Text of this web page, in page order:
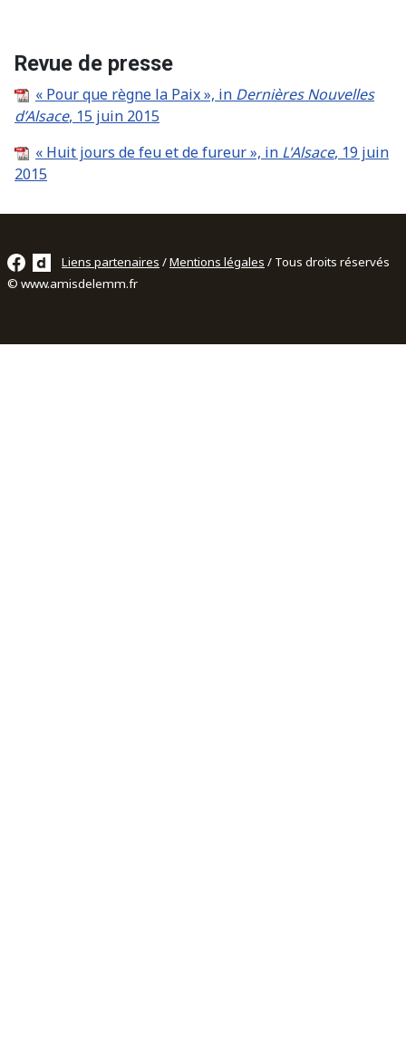
Revue de presse
« Pour que règne la Paix », in Dernières Nouvelles
d’Alsace, 15 juin 2015
« Huit jours de feu et de fureur », in L'Alsace, 19 juin
2015
Liens partenaires /Mentions légales / Tous droits réservés
© www.amisdelemm.fr